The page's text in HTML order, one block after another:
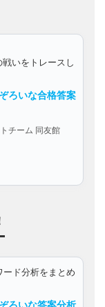
いをトレースし
ろいな合格答案
チーム 同友館
ド分析をまとめ
ろいな答案分析